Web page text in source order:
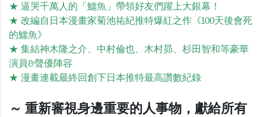
★ 逼哭千萬人的「鱷魚」帶領好友們躍上大銀幕！
★ 改編自日本漫畫家菊池祐紀推特爆紅之作《100天後會死
的鱷魚》
★ 集結神木隆之介、中村倫也、木村昴、杉田智和等豪華
演員&聲優陣容
★ 漫畫連載最終回創下日本推特最高讚數紀錄
～ 重新審視身邊重要的人事物，獻給所有